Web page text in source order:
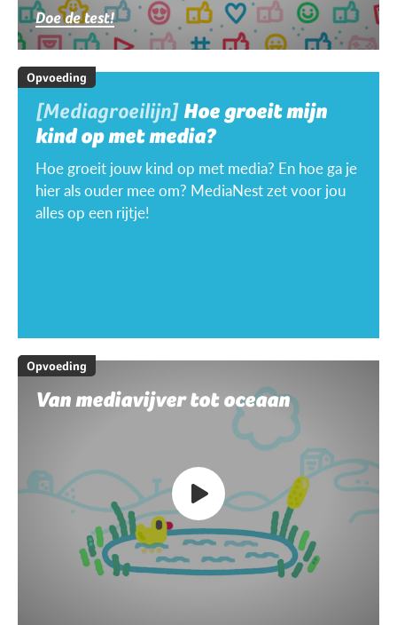
Doe de test!
Opvoeding
[Mediagroeilijn] Hoe groeit mijn
kind op met media?
Hoe groeit jouw kind op met media? En hoe ga je
hier als ouder mee om? MediaNest zet voor jou
alles op een rijtje!
Opvoeding
Van mediavijver tot oceaan